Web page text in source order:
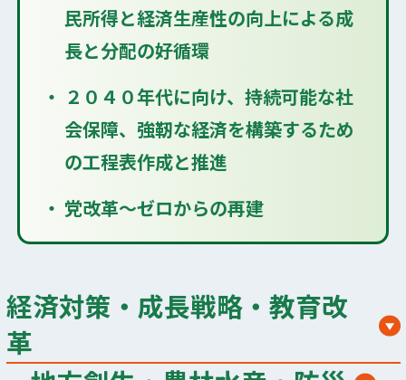
民所得と経済生産性の向上による成
長と分配の好循環
２０４０年代に向け、持続可能な社
会保障、強靭な経済を構築するため
の工程表作成と推進
党改革～ゼロからの再建
経済対策・成長戦略・教育改
革